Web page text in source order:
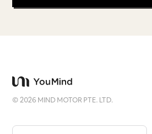
©2026 MIND MOTOR PTE. LTD.